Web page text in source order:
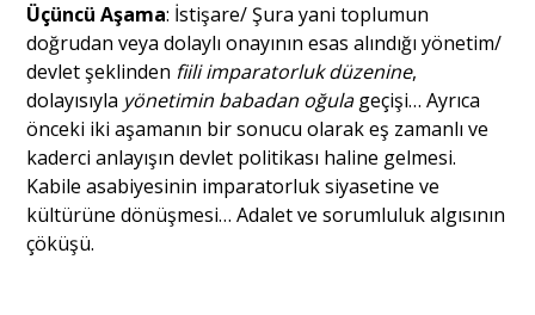
Üçüncü Aşama: İstişare/ Şura yani toplumun
doğrudan veya dolaylı onayının esas alındığı yönetim/
devlet şeklinden fiili imparatorluk düzenine,
dolayısıyla yönetimin babadan oğulageçişi… Ayrıca
önceki iki aşamanın bir sonucu olarak eş zamanlı ve
kaderci anlayışın devlet politikası haline gelmesi.
Kabile asabiyesinin imparatorluk siyasetine ve
kültürüne dönüşmesi… Adalet ve sorumluluk algısının
çöküşü.